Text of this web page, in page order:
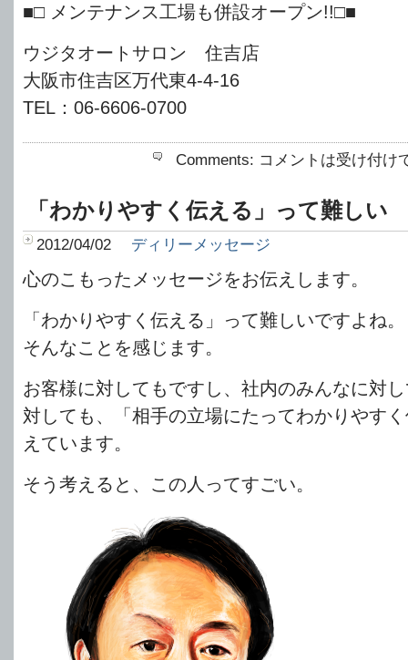
■□ メンテナンス工場も併設オープン!!□■
ウジタオートサロン 住吉店
大阪市住吉区万代東4-4-16
TEL：06-6606-0700
Comments: コメントは受け付け
「わかりやすく伝える」って難しい
2012/04/02 ディリーメッセージ
心のこもったメッセージをお伝えします。
「わかりやすく伝える」って難しいですよ
そんなことを感じます。
お客様に対してもですし、社内のみんなに対
対しても、「相手の立場にたってわかりやす
えています。
そう考えると、この人ってすごい。